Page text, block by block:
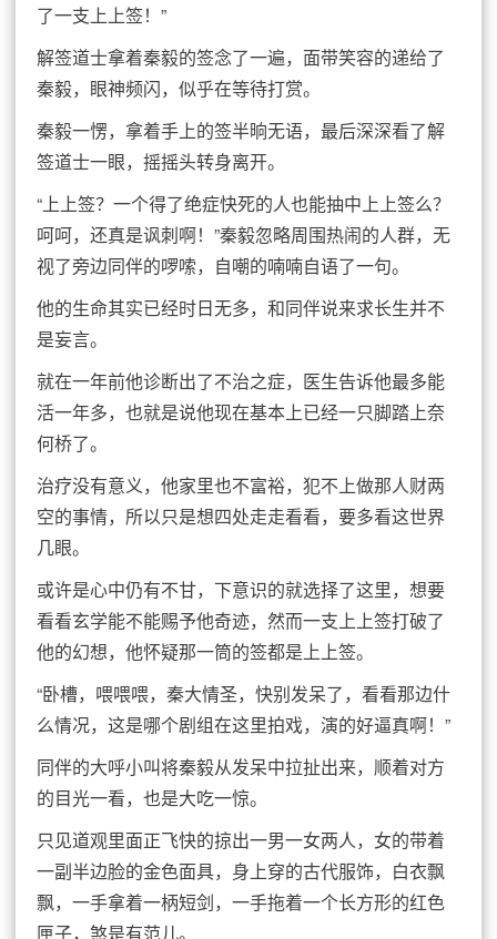
了一支上上签！”
解签道士拿着秦毅的签念了一遍，面带笑容的递给了
秦毅，眼神频闪，似乎在等待打赏。
秦毅一愣，拿着手上的签半晌无语，最后深深看了解
签道士一眼，摇摇头转身离开。
“上上签？一个得了绝症快死的人也能抽中上上签么？
呵呵，还真是讽刺啊！”秦毅忽略周围热闹的人群，无
视了旁边同伴的啰嗦，自嘲的喃喃自语了一句。
他的生命其实已经时日无多，和同伴说来求长生并不
是妄言。
就在一年前他诊断出了不治之症，医生告诉他最多能
活一年多，也就是说他现在基本上已经一只脚踏上奈
何桥了。
治疗没有意义，他家里也不富裕，犯不上做那人财两
空的事情，所以只是想四处走走看看，要多看这世界
几眼。
或许是心中仍有不甘，下意识的就选择了这里，想要
看看玄学能不能赐予他奇迹，然而一支上上签打破了
他的幻想，他怀疑那一筒的签都是上上签。
“卧槽，喂喂喂，秦大情圣，快别发呆了，看看那边什
么情况，这是哪个剧组在这里拍戏，演的好逼真啊！”
同伴的大呼小叫将秦毅从发呆中拉扯出来，顺着对方
的目光一看，也是大吃一惊。
只见道观里面正飞快的掠出一男一女两人，女的带着
一副半边脸的金色面具，身上穿的古代服饰，白衣飘
飘，一手拿着一柄短剑，一手拖着一个长方形的红色
匣子，煞是有范儿。